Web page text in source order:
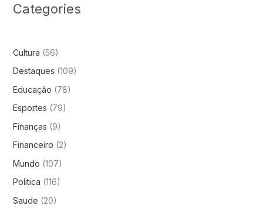
Categories
Cultura (56)
Destaques (109)
Educação (78)
Esportes (79)
Finanças (9)
Financeiro (2)
Mundo (107)
Politica (116)
Saude (20)